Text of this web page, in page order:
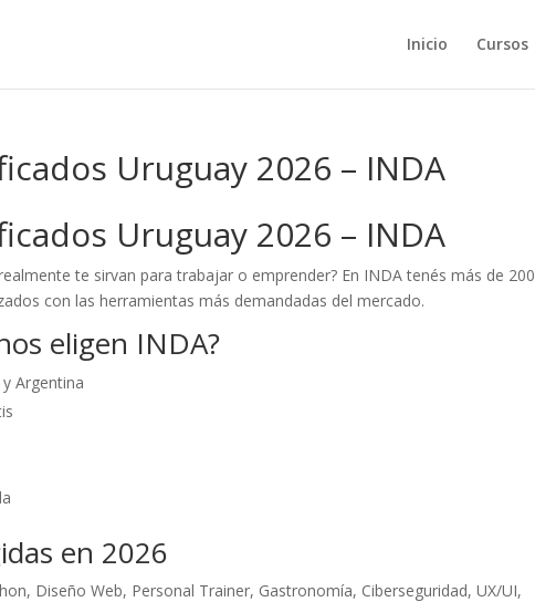
Inicio Cursos
Uruguay 2026 – INDA
Uruguay 2026 – INDA
te sirvan para trabajar o emprender? En INDA tenés más de 200
con las herramientas más demandadas del mercado.
eligen INDA?
Argentina
en 2026
Diseño Web, Personal Trainer, Gastronomía, Ciberseguridad, UX/UI,